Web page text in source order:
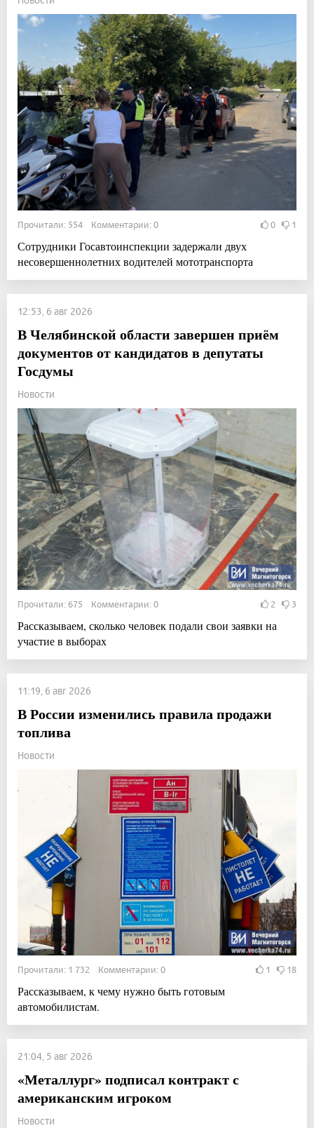
Прочитали: 554 Комментарии: 0 0 1
Сотрудники Госавтоинспекции задержали двух
несовершеннолетних водителей мототранспорта
12:53, 6 авг 2026
В Челябинской области завершен приём
документов от кандидатов в депутаты
Госдумы
Новости
Прочитали: 675 Комментарии: 0 2 3
Рассказываем, сколько человек подали свои заявки на
участие в выборах
11:19, 6 авг 2026
В России изменились правила продажи
топлива
Новости
Прочитали: 1 732 Комментарии: 0 1 18
Рассказываем, к чему нужно быть готовым
автомобилистам.
21:04, 5 авг 2026
«Металлург» подписал контракт с
американским игроком
Новости